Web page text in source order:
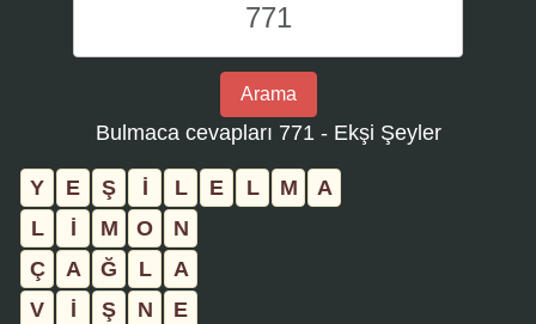
Word
Kelime
Oyunu
bulmaca
numarasını
girin
ve
Arama
Bulmaca cevapları 771 - Ekşi Şeyler
Y E Ş İ L E L M
A
L
İ M O
N
Ç
A Ğ L
A
V
İ Ş N
E